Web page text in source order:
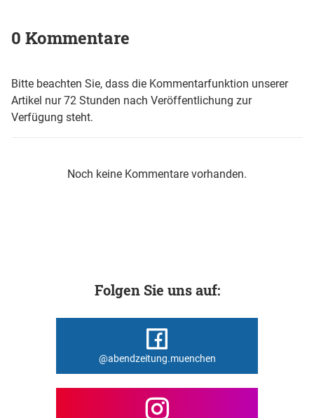
0 Kommentare
Bitte beachten Sie, dass die Kommentarfunktion unserer
Artikel nur 72 Stunden nach Veröffentlichung zur
Verfügung steht.
Noch keine Kommentare vorhanden.
Folgen Sie uns auf:
@abendzeitung.muenchen